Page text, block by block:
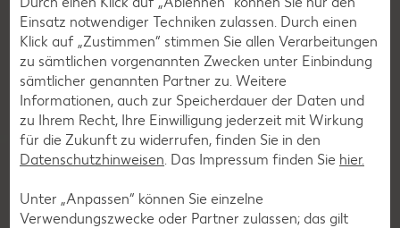
Frosch Flo
Einsatz notwendiger Techniken zulassen. Durch einen
Klick auf „Zustimmen“ stimmen Sie allen Verarbeitungen
zu sämtlichen vorgenannten Zwecken unter Einbindung
sämtlicher genannten Partner zu. Weitere
Informationen, auch zur Speicherdauer der Daten und
zu Ihrem Recht, Ihre Einwilligung jederzeit mit Wirkung
für die Zukunft zu widerrufen, finden Sie in den
Datenschutzhinweisen. Das Impressum finden Sie hier.
Unter „Anpassen“ können Sie einzelne
Verwendungszwecke oder Partner zulassen; das gilt